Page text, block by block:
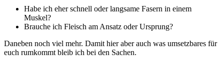
Habe ich eher schnell oder langsame Fasern in einem
Muskel?
Brauche ich Fleisch am Ansatz oder Ursprung?
Daneben noch viel mehr. Damit hier aber auch was umsetzbares für
euch rumkommt bleib ich bei den Sachen.